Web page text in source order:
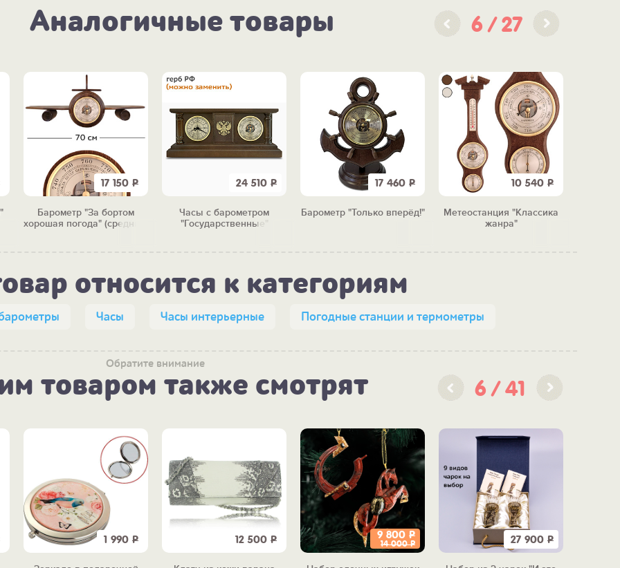
Аналогичные товары 6 27
17 150 Р
Барометр "За бортом
хорошая погода" (средний)
24 510 Р
Часы с барометром
"Государственные"
17 460 Р
Барометр "Только вперёд!"
10 540 Р
Метеостанция "Классика
жанра"
относится к категориям
Часы Часы интерьерные Погодные станции и термометры
Обратите внимание
товаром также смотрят 6 41
1 990 Р 12 500 Р 9 800 Р
14 000Р 27 900 Р